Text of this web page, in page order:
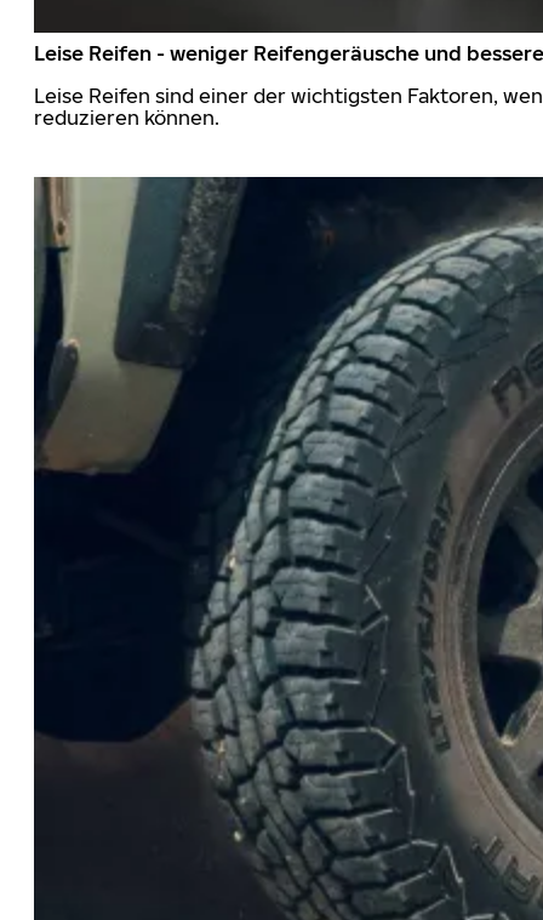
Leise Reifen - weniger Reifengeräusche und
Leise Reifen sind einer der wichtigsten Faktoren,
reduzieren können.